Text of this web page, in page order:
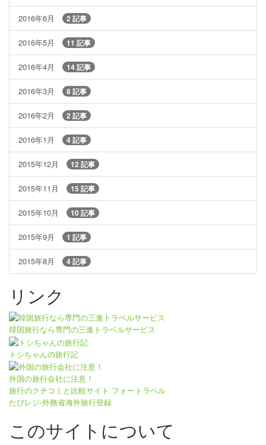
2016年6月 2 記事
2016年5月 11 記事
2016年4月 14 記事
2016年3月 8 記事
2016年2月 2 記事
2016年1月 4 記事
2015年12月 12 記事
2015年11月 15 記事
2015年10月 10 記事
2015年9月 1 記事
2015年8月 4 記事
リンク
韓国旅行なら専門の三進トラベルサービス
トシちゃんの旅行記
外国の旅行会社に注意！
旅行のクチコミと比較サイト フォートラベル
たびレジ-外務省海外旅行登録
このサイトについて